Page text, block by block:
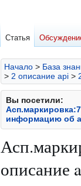
Начало > База
> 2 описание api >
Вы посетили:
информацию об
описание
Статья